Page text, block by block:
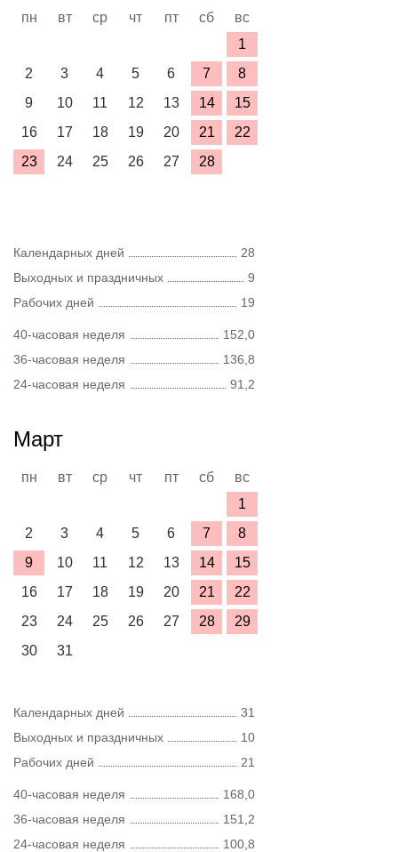
пн вт ср чт пт сб
вс
1
2
3 4 5 6 7
8
9
10 11 12 13 14
15
16
17 18 19 20 21
22
23
24 25 26 27 28
Календарных дней
28
Выходных и праздничных
9
Рабочих дней
19
40-часовая неделя
152,0
36-часовая неделя
136,8
24-часовая неделя
91,2
Март
пн вт ср чт пт сб
вс
1
2
3 4 5 6 7
8
9
10 11 12 13 14
15
16
17 18 19 20 21
22
23
24 25 26 27 28
29
30
31
Календарных дней
31
Выходных и праздничных
10
Рабочих дней
21
40-часовая неделя
168,0
36-часовая неделя
151,2
24-часовая неделя
100,8